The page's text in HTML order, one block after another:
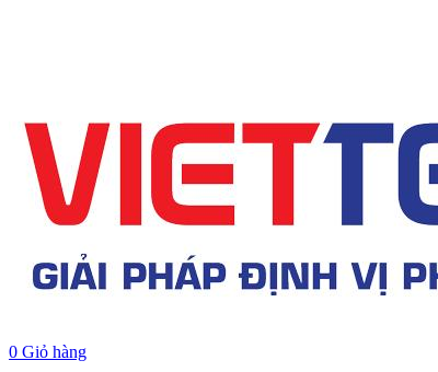
0 Giỏ hàng